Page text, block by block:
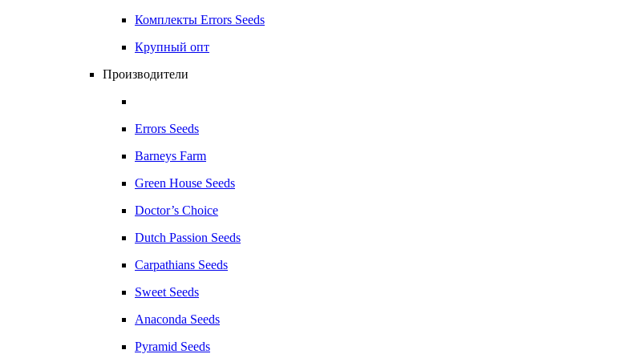
Комплекты Errors Seeds
Крупный опт
Производители
Errors Seeds
Barneys Farm
Green House Seeds
Doctor’s Choice
Dutch Passion Seeds
Carpathians Seeds
Sweet Seeds
Anaconda Seeds
Pyramid Seeds